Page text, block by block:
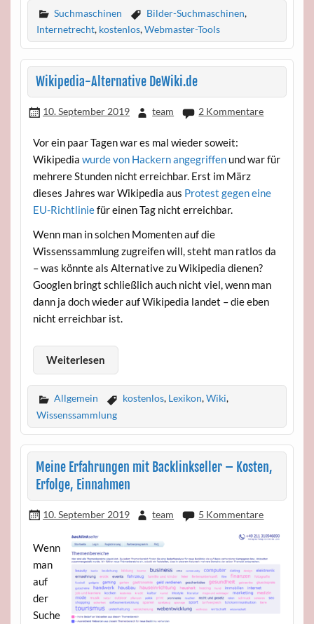
Suchmaschinen Bilder-Suchmaschinen,
Internetrecht, kostenlos,Webmaster-Tools
Wikipedia-Alternative DeWiki.de
10. September 2019 team 2 Kommentare
Vor ein paar Tagen war es mal wieder soweit:
Wikipedia wurde von Hackern angegriffenund war für
mehrere Stunden nicht erreichbar. Erst im März
dieses Jahres war Wikipedia aus Protest gegen eine
EU-Richtliniefür einen Tag nicht erreichbar.
Wenn man in solchen Momenten auf die
Wissenssammlung zugreifen will, steht man ratlos da
– was könnte als Alternative zu Wikipedia dienen?
Googlen bringt schließlich auch nicht viel, wenn man
dann ja doch wieder auf Wikipedia landet – die eben
nicht erreichbar ist.
Weiterlesen
Allgemein kostenlos, Lexikon,Wiki,
Wissenssammlung
Meine Erfahrungen mit Backlinkseller – Kosten,
Erfolge, Einnahmen
10. September 2019 team 5 Kommentare
Wenn
man
auf
der
Suche